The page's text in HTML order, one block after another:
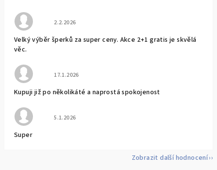
Hodnocení obchodu je 5 z 5 hvězdiček.
2.2.2026
Velký výběr šperků za super ceny. Akce 2+1 gratis je skvělá
věc.
Hodnocení obchodu je 5 z 5 hvězdiček.
17.1.2026
Kupuji již po několikáté a naprostá spokojenost
Hodnocení obchodu je 5 z 5 hvězdiček.
5.1.2026
Super
Zobrazit další hodnocení